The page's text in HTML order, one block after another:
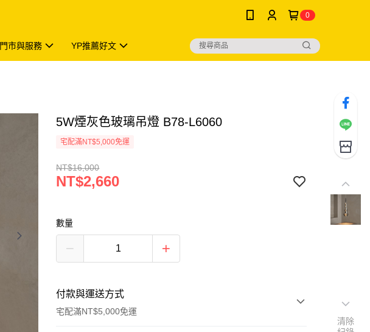
0
門市與服務 YP推薦好文
5W煙灰色玻璃吊燈 B78-L6060
宅配滿NT$5,000免運
NT$16,000
NT$2,660
數量
付款與運送方式
宅配滿NT$5,000免運
清除